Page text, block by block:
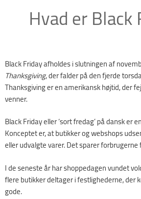
Hvad er Black
Black Friday afholdes i slutningen af
Thanksgiving, der falder på den fjerde
Thanksgiving er en amerikansk højtid, der
venner.
Black Friday eller ‘sort fredag’ på dansk er
Konceptet er, at butikker og webshops
eller udvalgte varer. Det sparer
I de seneste år har shoppedagen vundet
flere butikker deltager i festlighederne, der
gode.